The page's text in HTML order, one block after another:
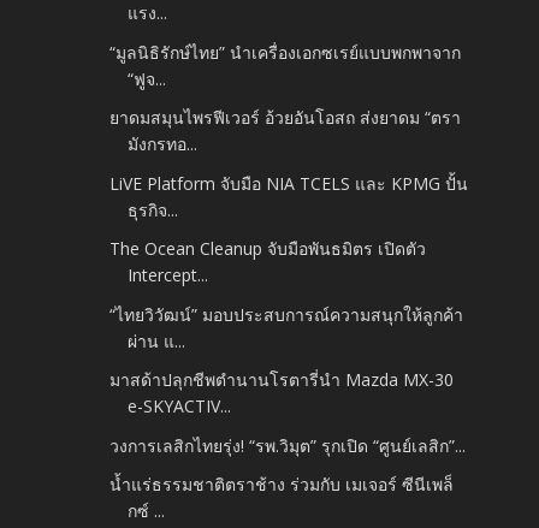
แรง...
“มูลนิธิรักษ์ไทย” นำเครื่องเอกซเรย์แบบพกพาจาก
“ฟูจ...
ยาดมสมุนไพรฟีเวอร์ อ้วยอันโอสถ ส่งยาดม “ตรา
มังกรทอ...
LiVE Platform จับมือ NIA TCELS และ KPMG ปั้น
ธุรกิจ...
The Ocean Cleanup จับมือพันธมิตร เปิดตัว
Intercept...
“ไทยวิวัฒน์” มอบประสบการณ์ความสนุกให้ลูกค้า
ผ่าน แ...
มาสด้าปลุกชีพตำนานโรตารี่นำ Mazda MX-30
e-SKYACTIV...
วงการเลสิกไทยรุ่ง! “รพ.วิมุต” รุกเปิด “ศูนย์เลสิก”...
น้ำแร่ธรรมชาติตราช้าง ร่วมกับ เมเจอร์ ซีนีเพล็
กซ์ ...